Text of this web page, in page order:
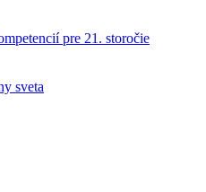
pre 21. storočie
sveta